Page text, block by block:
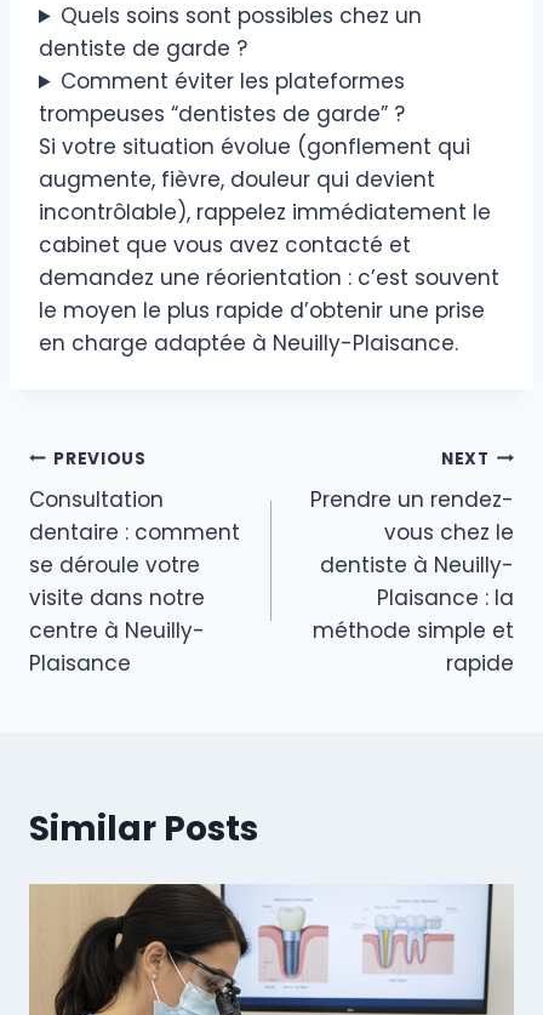
Quels soins sont possibles chez un
dentiste de garde ?
Comment éviter les plateformes
trompeuses “dentistes de garde” ?
Si votre situation évolue (gonflement qui
augmente, fièvre, douleur qui devient
incontrôlable), rappelez immédiatement le
cabinet que vous avez contacté et
demandez une réorientation : c’est souvent
le moyen le plus rapide d’obtenir une prise
en charge adaptée à Neuilly-Plaisance.
Navigation
de
l’article
PREVIOUS
Consultation
dentaire : comment
se déroule votre
visite dans notre
centre à Neuilly-
Plaisance
NEXT
Prendre un rendez-
vous chez le
dentiste à Neuilly-
Plaisance : la
méthode simple et
rapide
Similar Posts